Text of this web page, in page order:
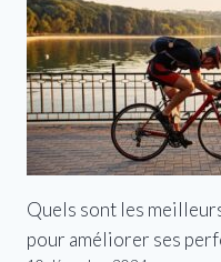
Quels sont les
pour améliorer ses